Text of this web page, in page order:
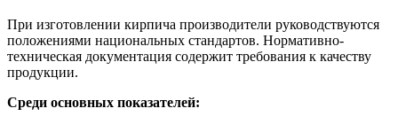
При изготовлении кирпича производители руководствуются
положениями национальных стандартов. Нормативно-
техническая документация содержит требования к качеству
продукции.
Среди основных показателей: